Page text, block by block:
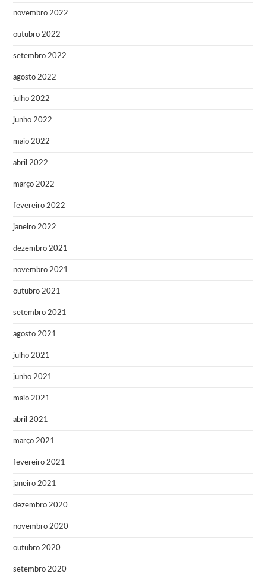
novembro 2022
outubro 2022
setembro 2022
agosto 2022
julho 2022
junho 2022
maio 2022
abril 2022
março 2022
fevereiro 2022
janeiro 2022
dezembro 2021
novembro 2021
outubro 2021
setembro 2021
agosto 2021
julho 2021
junho 2021
maio 2021
abril 2021
março 2021
fevereiro 2021
janeiro 2021
dezembro 2020
novembro 2020
outubro 2020
setembro 2020